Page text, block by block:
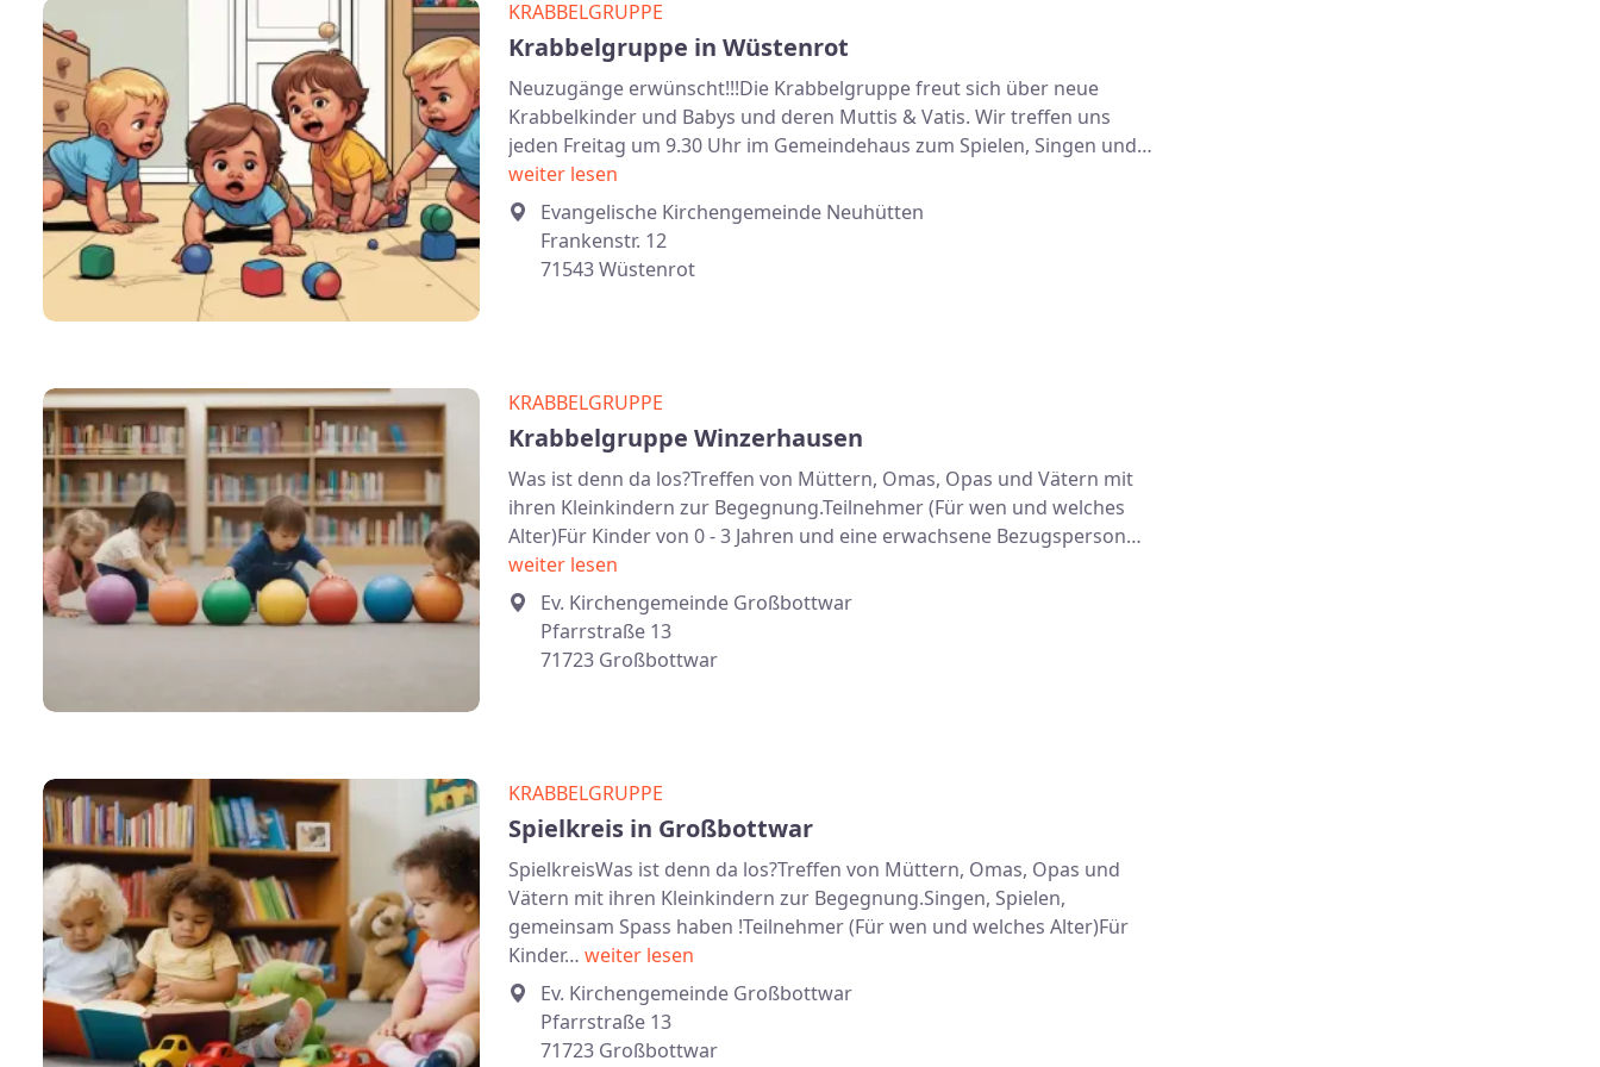
KRABBELGRUPPE
Krabbelgruppe in Wüstenrot
Neuzugänge erwünscht!!!Die Krabbelgruppe freut sich über neue
Krabbelkinder und Babys und deren Muttis & Vatis. Wir treffen uns
jeden Freitag um 9.30 Uhr im Gemeindehaus zum Spielen, Singen und…
weiter lesen
Evangelische Kirchengemeinde Neuhütten
Frankenstr. 12
71543 Wüstenrot
KRABBELGRUPPE
Krabbelgruppe Winzerhausen
Was ist denn da los?Treffen von Müttern, Omas, Opas und Vätern mit
ihren Kleinkindern zur Begegnung.Teilnehmer (Für wen und welches
Alter)Für Kinder von 0 - 3 Jahren und eine erwachsene Bezugsperson…
weiter lesen
Ev. Kirchengemeinde Großbottwar
Pfarrstraße 13
71723 Großbottwar
KRABBELGRUPPE
Spielkreis in Großbottwar
SpielkreisWas ist denn da los?Treffen von Müttern, Omas, Opas und
Vätern mit ihren Kleinkindern zur Begegnung.Singen, Spielen,
gemeinsam Spass haben !Teilnehmer (Für wen und welches Alter)Für
Kinder…weiter lesen
Ev. Kirchengemeinde Großbottwar
Pfarrstraße 13
71723 Großbottwar